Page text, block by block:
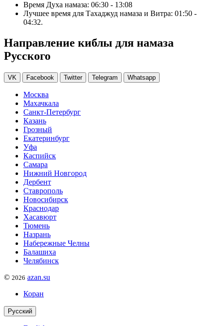
Время Духа намаза: 06:30 - 13:08
Лучшее время для Тахаджуд намаза и Витра: 01:50 -
04:32.
Направление киблы для намаза
Русского
VK Facebook Twitter Telegram Whatsapp
Москва
Махачкала
Санкт-Петербург
Казань
Грозный
Екатеринбург
Уфа
Каспийск
Самара
Нижний Новгород
Дербент
Ставрополь
Новосибирск
Краснодар
Хасавюрт
Тюмень
Назрань
Набережные Челны
Балашиха
Челябинск
© 2026 azan.su
Коран
Русский